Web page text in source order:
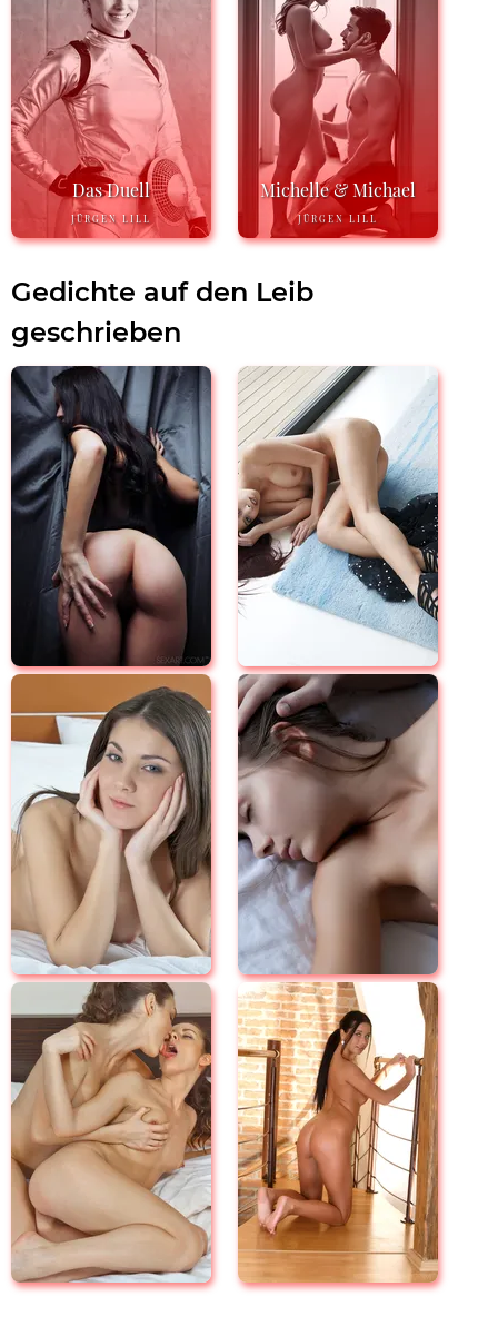
Das Duell
JÜRGEN LILL
Michelle & Michael
JÜRGEN LILL
Gedichte auf den Leib
geschrieben